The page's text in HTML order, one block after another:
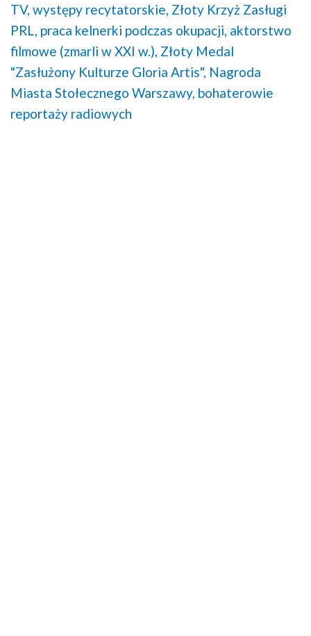
TV, występy recytatorskie, Złoty Krzyż Zasługi
PRL,
praca kelnerki podczas okupacji, aktorstwo
filmowe (zmarli w XXI w.), Złoty Medal
"Zasłużony Kulturze Gloria Artis", Nagroda
Miasta Stołecznego Warszawy, bohaterowie
reportaży radiowych